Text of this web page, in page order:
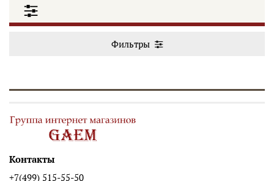
Фильтры
Контакты
+7(499) 515-55-50